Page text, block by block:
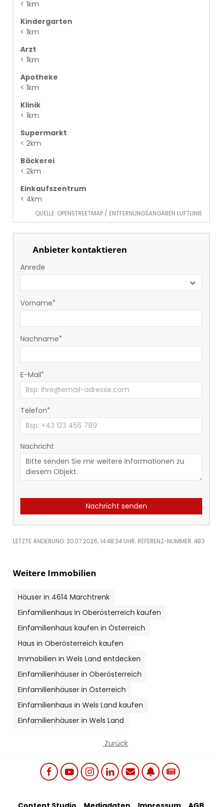
< 1km
Kindergarten
< 1km
Arzt
< 1km
Apotheke
< 1km
Klinik
< 1km
Supermarkt
< 2km
Bäckerei
< 2km
Einkaufszentrum
< 4km
QUELLE: OPENSTREETMAP / ENTFERNUNGSANGABEN LUFTLINIE
Anbieter kontaktieren
Anrede
Vorname
Nachname
E-Mail
Telefon
Nachricht
Nachricht senden
LETZTE ÄNDERUNG: 30.07.2026, 14:48:34 UHR; REFERENZ-NUMMER: 483
Weitere Immobilien
Häuser in 4614 Marchtrenk
Einfamilienhaus in Oberösterreich kaufen
Einfamilienhaus kaufen in Österreich
Haus in Oberösterreich kaufen
Immobilien in Wels Land entdecken
Einfamilienhäuser in Oberösterreich
Einfamilienhäuser in Österreich
Einfamilienhaus in Wels Land kaufen
Einfamilienhäuser in Wels Land
Zurück
Social links menu